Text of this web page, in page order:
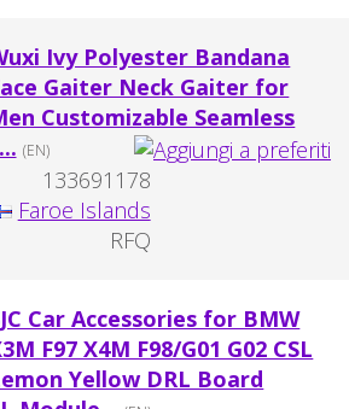
Ivy Polyester Bandana
Gaiter Neck Gaiter for
Customizable Seamless
(EN)
133691178
Faroe Islands
RFQ
Car Accessories for BMW
F97 X4M F98/G01 G02 CSL
Yellow DRL Board